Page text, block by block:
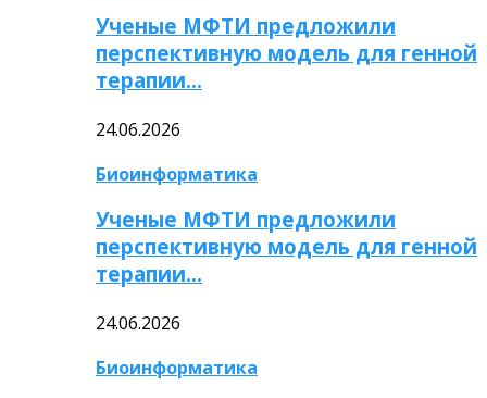
Ученые МФТИ предложили
перспективную модель для генной
терапии…
24.06.2026
Биоинформатика
Ученые МФТИ предложили
перспективную модель для генной
терапии…
24.06.2026
Биоинформатика